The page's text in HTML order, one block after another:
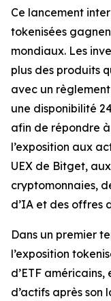
Ce lancement
tokenisées
mondiaux. Les
plus des produits
avec un
une disponibilité
afin de répondre
l’exposition aux
UEX de Bitget,
cryptomonnaies,
d’IA et des offres
Dans un premier
l’exposition
d’ETF
d’actifs après son